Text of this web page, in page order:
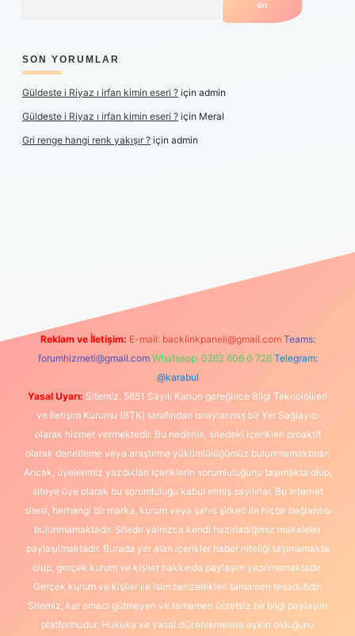
SON YORUMLAR
Güldeste i Riyaz ı irfan kimin eseri ? için admin
Güldeste i Riyaz ı irfan kimin eseri ? için Meral
Gri renge hangi renk yakışır ? için admin
Reklam ve İletişim: E-mail: backlinkpaneli@gmail.com Teams:
forumhizmeti@gmail.com Whatsapp: 0262 606 0 726 Telegram:
@karabul
Yasal Uyarı: Sitemiz, 5651 Sayılı Kanun gereğince Bilgi Teknolojileri
ve İletişim Kurumu (BTK) tarafından onaylanmış bir Yer Sağlayıcı
olarak hizmet vermektedir. Bu nedenle, sitedeki içerikleri proaktif
olarak denetleme veya araştırma yükümlülüğümüz bulunmamaktadır.
Ancak, üyelerimiz yazdıkları içeriklerin sorumluluğunu taşımakta olup,
siteye üye olarak bu sorumluluğu kabul etmiş sayılırlar. Bu internet
sitesi, herhangi bir marka, kurum veya şahıs şirketi ile hiçbir bağlantısı
bulunmamaktadır. Sitede yalnızca kendi hazırladığımız makaleler
paylaşılmaktadır. Burada yer alan içerikler haber niteliği taşımamakta
olup, gerçek kurum ve kişiler hakkında paylaşım yapılmamaktadır.
Gerçek kurum ve kişiler ile isim benzerlikleri tamamen tesadüfidir.
Sitemiz, kar amacı gütmeyen ve tamamen ücretsiz bir bilgi paylaşım
platformudur. Hukuka ve yasal düzenlemelere aykırı olduğunu